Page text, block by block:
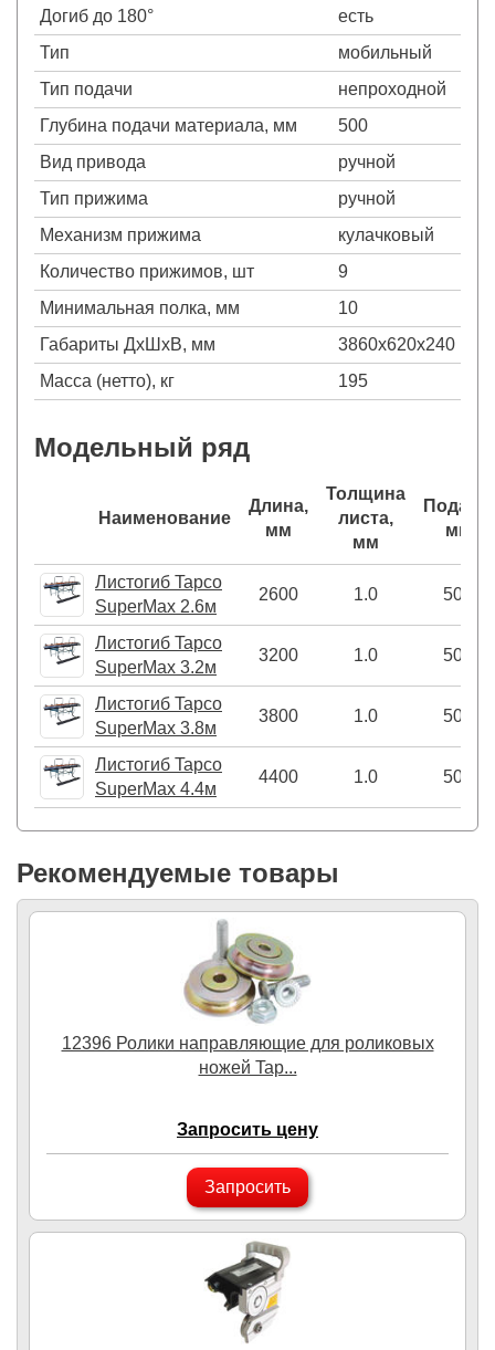
Догиб до 180°
есть
Тип
мобильный
Тип подачи
непроходной
Глубина подачи материала, мм
500
Вид привода
ручной
Тип прижима
ручной
Механизм прижима
кулачковый
Количество прижимов, шт
9
Минимальная полка, мм
10
Габариты ДхШхВ, мм
3860х620х240
Масса (нетто), кг
195
Модельный ряд
Наименование
Длина,
мм
Толщина
листа,
мм
Подача,
мм
Листогиб Tapco
SuperMax 2.6м
2600 1.0 500
Листогиб Tapco
SuperMax 3.2м
3200 1.0 500
Листогиб Tapco
SuperMax 3.8м
3800 1.0 500
Листогиб Tapco
SuperMax 4.4м
4400 1.0 500
Рекомендуемые товары
12396 Ролики направляющие для роликовых
ножей Tap...
Запросить цену
Запросить